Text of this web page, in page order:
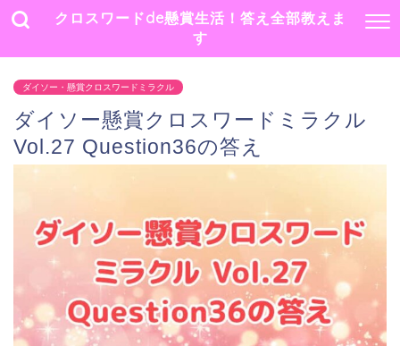
クロスワードde懸賞生活！答え全部教えま
す
ダイソー・懸賞クロスワードミラクル
ダイソー懸賞クロスワードミラクル
Vol.27 Question36の答え